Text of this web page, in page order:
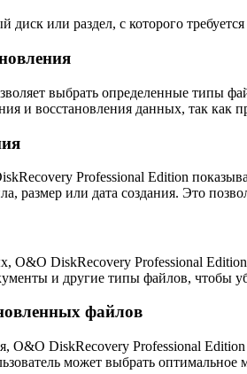
диск или раздел, с которого
выбрать определенные типы
и восстановления данных, так
Professional Edition
размер или дата создания. Это
O&O DiskRecovery Professional
и другие типы файлов, чтобы
файлов
O&O DiskRecovery Professional
может выбрать оптимальное